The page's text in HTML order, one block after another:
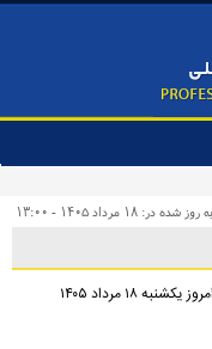
اینترنشنال
به روز شده در: ۱۸ مرداد ۱۴۰۵ - ۱۳:۰۰
۱۸ مرداد ۱۴۰۵